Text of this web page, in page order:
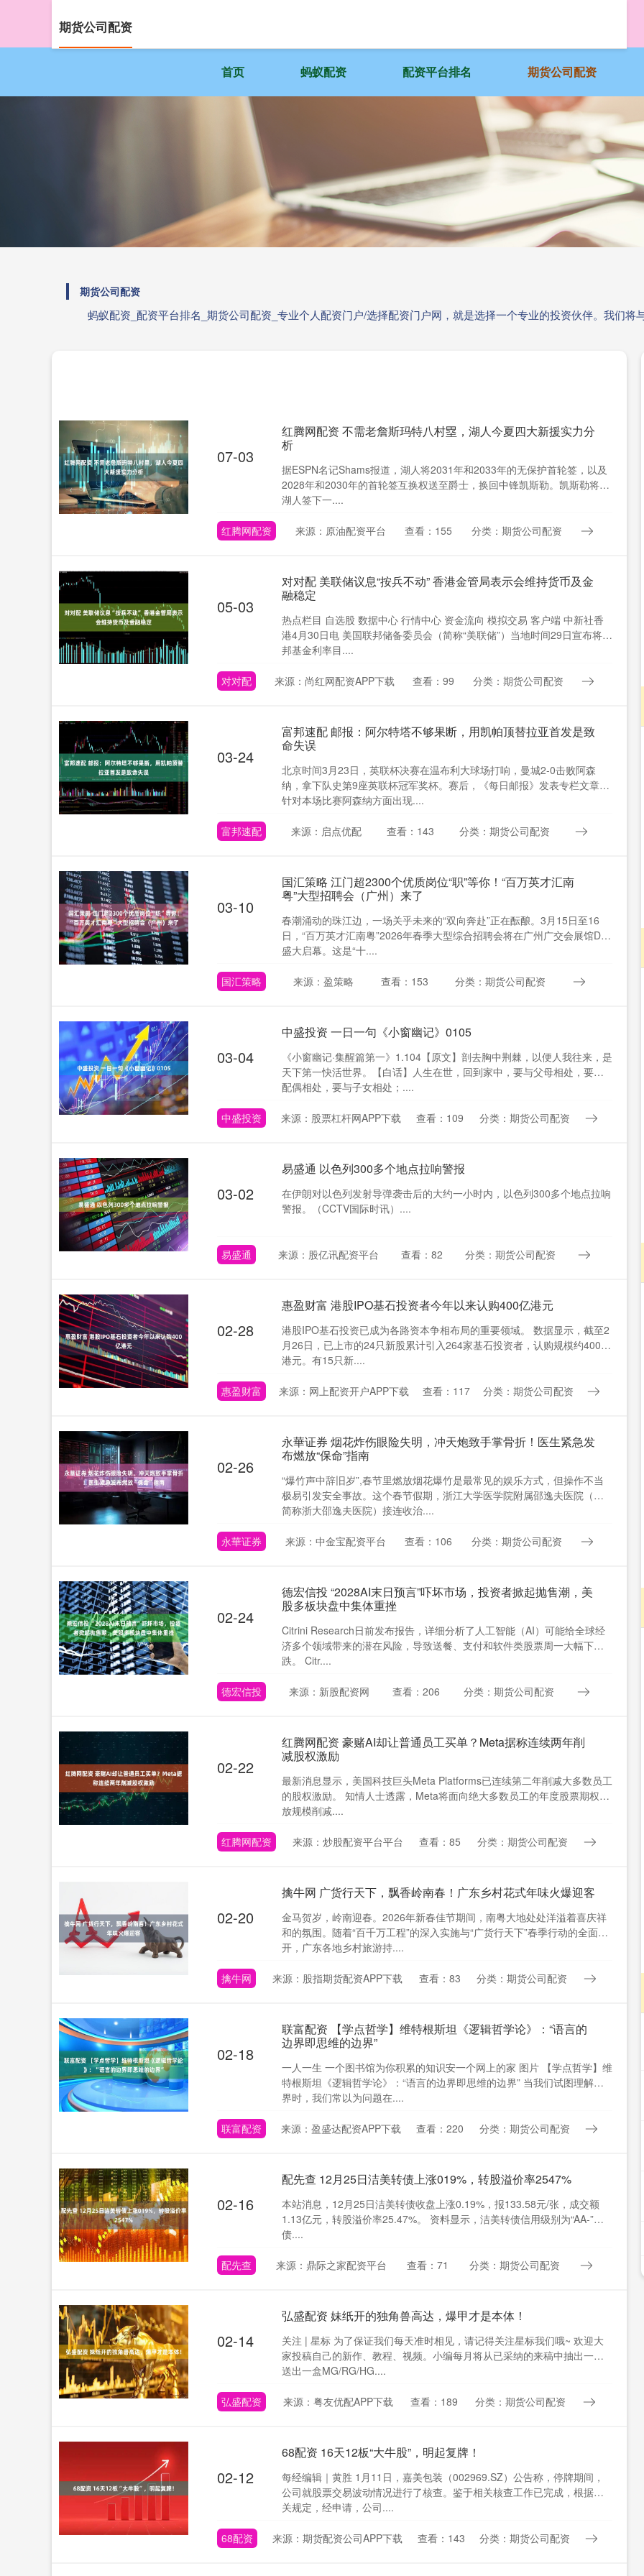
首页 蚂蚁配资 配资平台排名 期货公司配资
期货公司配资
蚂蚁配资_配资平台排名_期货公司配资_专业个人配资门户/选择配资门户网，就是选择一个专业的投资伙伴。我们将
期货公司配资
07-03
红腾网配资 不需老詹斯玛特八村塁，湖人今夏四大新援实力分
析
据ESPN名记Shams报道，湖人将2031年和2033年的无保护首轮签，以及
2028年和2030年的首轮签互换权送至爵士，换回中锋凯斯勒。凯斯勒将与
湖人签下一....
红腾网配资 来源：原油配资平台 查看：155 分类：期货公司配资
05-03
对对配 美联储议息“按兵不动” 香港金管局表示会维持货币及金
融稳定
热点栏目 自选股 数据中心 行情中心 资金流向 模拟交易 客户端 中新社香
港4月30日电 美国联邦储备委员会（简称“美联储”）当地时间29日宣布将联
邦基金利率目....
对对配 来源：尚红网配资APP下载 查看：99 分类：期货公司配资
03-24
富邦速配 邮报：阿尔特塔不够果断，用凯帕顶替拉亚首发是致
命失误
北京时间3月23日，英联杯决赛在温布利大球场打响，曼城2-0击败阿森
纳，拿下队史第9座英联杯冠军奖杯。赛后，《每日邮报》发表专栏文章，
针对本场比赛阿森纳方面出现....
富邦速配 来源：启点优配 查看：143 分类：期货公司配资
03-10
国汇策略 江门超2300个优质岗位“职”等你！“百万英才汇南
粤”大型招聘会（广州）来了
春潮涌动的珠江边，一场关乎未来的“双向奔赴”正在酝酿。3月15日至16
日，“百万英才汇南粤”2026年春季大型综合招聘会将在广州广交会展馆D区
盛大启幕。这是“十....
国汇策略 来源：盈策略 查看：153 分类：期货公司配资
03-04
中盛投资 一日一句《小窗幽记》0105
《小窗幽记·集醒篇第一》1.104【原文】剖去胸中荆棘，以便人我往来，是
天下第一快活世界。【白话】人生在世，回到家中，要与父母相处，要与
配偶相处，要与子女相处；....
中盛投资 来源：股票杠杆网APP下载 查看：109 分类：期货公司配资
03-02
易盛通 以色列300多个地点拉响警报
在伊朗对以色列发射导弹袭击后的大约一小时内，以色列300多个地点拉响
警报。（CCTV国际时讯）....
易盛通 来源：股亿讯配资平台 查看：82 分类：期货公司配资
02-28
惠盈财富 港股IPO基石投资者今年以来认购400亿港元
港股IPO基石投资已成为各路资本争相布局的重要领域。 数据显示，截至2
月26日，已上市的24只新股累计引入264家基石投资者，认购规模约400亿
港元。有15只新....
惠盈财富 来源：网上配资开户APP下载 查看：117 分类：期货公司配资
02-26
永華证券 烟花炸伤眼险失明，冲天炮致手掌骨折！医生紧急发
布燃放“保命”指南
“爆竹声中辞旧岁”,春节里燃放烟花爆竹是最常见的娱乐方式，但操作不当
极易引发安全事故。这个春节假期，浙江大学医学院附属邵逸夫医院（下
简称浙大邵逸夫医院）接连收治....
永華证券 来源：中金宝配资平台 查看：106 分类：期货公司配资
02-24
德宏信投 “2028AI末日预言”吓坏市场，投资者掀起抛售潮，美
股多板块盘中集体重挫
Citrini Research日前发布报告，详细分析了人工智能（AI）可能给全球经
济多个领域带来的潜在风险，导致送餐、支付和软件类股票周一大幅下
跌。 Citr....
德宏信投 来源：新股配资网 查看：206 分类：期货公司配资
02-22
红腾网配资 豪赌AI却让普通员工买单？Meta据称连续两年削
减股权激励
最新消息显示，美国科技巨头Meta Platforms已连续第二年削减大多数员工
的股权激励。 知情人士透露，Meta将面向绝大多数员工的年度股票期权发
放规模削减....
红腾网配资 来源：炒股配资平台平台 查看：85 分类：期货公司配资
02-20
擒牛网 广货行天下，飘香岭南春！广东乡村花式年味火爆迎客
金马贺岁，岭南迎春。2026年新春佳节期间，南粤大地处处洋溢着喜庆祥
和的氛围。随着“百千万工程”的深入实施与“广货行天下”春季行动的全面铺
开，广东各地乡村旅游持....
擒牛网 来源：股指期货配资APP下载 查看：83 分类：期货公司配资
02-18
联富配资 【学点哲学】维特根斯坦《逻辑哲学论》：“语言的
边界即思维的边界”
一人一生 一个图书馆为你积累的知识安一个网上的家 图片 【学点哲学】维
特根斯坦《逻辑哲学论》：“语言的边界即思维的边界” 当我们试图理解世
界时，我们常以为问题在....
联富配资 来源：盈盛达配资APP下载 查看：220 分类：期货公司配资
02-16
配先查 12月25日洁美转债上涨019%，转股溢价率2547%
本站消息，12月25日洁美转债收盘上涨0.19%，报133.58元/张，成交额
1.13亿元，转股溢价率25.47%。 资料显示，洁美转债信用级别为“AA-”，
债....
配先查 来源：鼎际之家配资平台 查看：71 分类：期货公司配资
02-14
弘盛配资 妹纸开的独角兽高达，爆甲才是本体！
关注 | 星标 为了保证我们每天准时相见，请记得关注星标我们哦~ 欢迎大
家投稿自己的新作、教程、视频。小编每月将从已采纳的来稿中抽出一名
送出一盒MG/RG/HG....
弘盛配资 来源：粤友优配APP下载 查看：189 分类：期货公司配资
02-12
68配资 16天12板“大牛股”，明起复牌！
每经编辑｜黄胜 1月11日，嘉美包装（002969.SZ）公告称，停牌期间，
公司就股票交易波动情况进行了核查。鉴于相关核查工作已完成，根据相
关规定，经申请，公司....
68配资 来源：期货配资公司APP下载 查看：143 分类：期货公司配资
1.02% 深证成指 14311.01 200.89 1.42%